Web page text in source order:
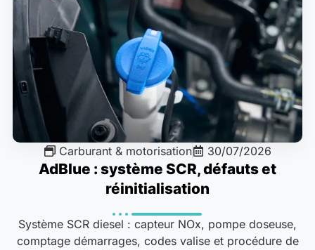
Carburant & motorisation 30/07/2026
AdBlue : système SCR, défauts et
réinitialisation
Système SCR diesel : capteur NOx, pompe doseuse,
comptage démarrages, codes valise et procédure de